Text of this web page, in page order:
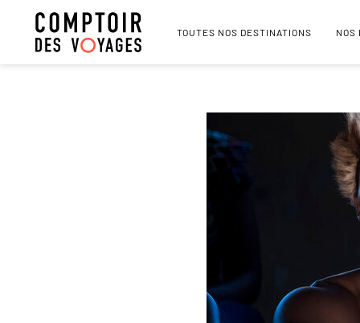
TOUTES NOS DESTINATIONS NOS